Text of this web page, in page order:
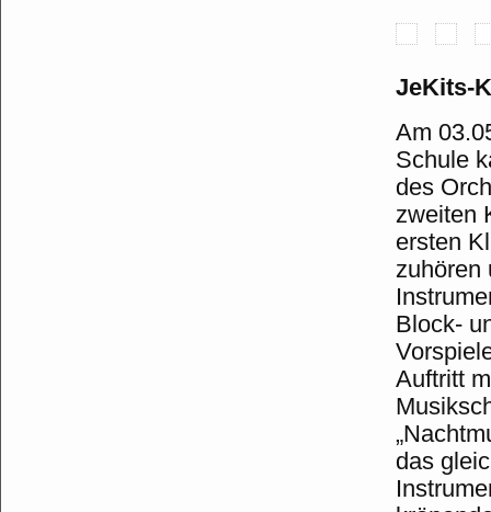
JeKits-
Am
Schule
des
zweiten
ersten
zuhören
Block-
Auftritt
das